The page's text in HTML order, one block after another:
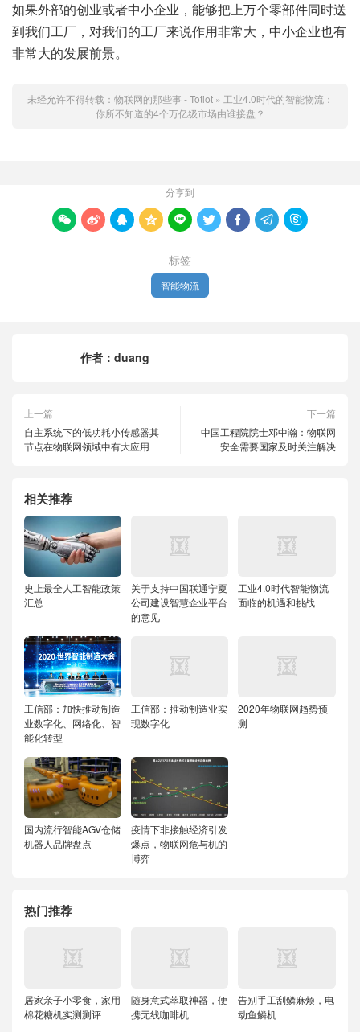
如果外部的创业或者中小企业，能够把上万个零部件同时送
到我们工厂，对我们的工厂来说作用非常大，中小企业也有
非常大的发展前景。
未经允许不得转载： 物联网的那些事 - Totiot» 工业4.0时代的智能物流：
你所不知道的4个万亿级市场由谁接盘？
分享到
        
标签
智能物流
作者： duang
上一篇
自主系统下的低功耗小传感器其
节点在物联网领域中有大应用
下一篇
中国工程院院士邓中瀚：物联网
安全需要国家及时关注解决
相关推荐
史上最全人工智能政策
汇总
关于支持中国联通宁夏
公司建设智慧企业平台
的意见
工业4.0时代智能物流
面临的机遇和挑战
工信部：加快推动制造
业数字化、网络化、智
能化转型
工信部：推动制造业实
现数字化
2020年物联网趋势预
测
国内流行智能AGV仓储
机器人品牌盘点
疫情下非接触经济引发
爆点，物联网危与机的
博弈
热门推荐
居家亲子小零食，家用
棉花糖机实测测评
随身意式萃取神器，便
携无线咖啡机
告别手工刮鳞麻烦，电
动鱼鳞机